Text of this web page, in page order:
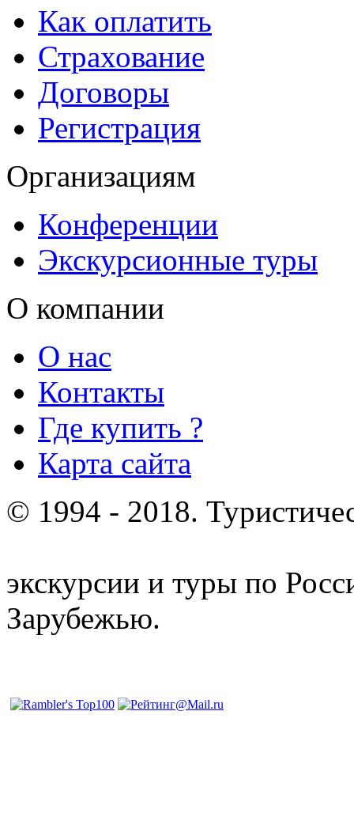
Как оплатить
Страхование
Договоры
Регистрация
Организациям
Конференции
Экскурсионные туры
О компании
О нас
Контакты
Где купить ?
Карта сайта
© 1994 - 2018.
экскурсии и туры по
Зарубежью.